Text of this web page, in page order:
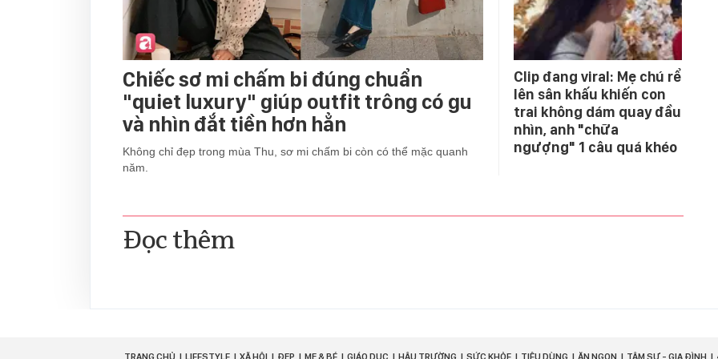
Chiếc sơ mi chấm bi đúng chuẩn
"quiet luxury" giúp outfit trông có gu
và nhìn đắt tiền hơn hẳn
Không chỉ đẹp trong mùa Thu, sơ mi chấm bi còn có thể mặc quanh
năm.
Clip đang viral: Mẹ chú rể
lên sân khấu khiến con
trai không dám quay đầu
nhìn, anh "chữa
ngượng" 1 câu quá khéo
Đọc thêm
TRANG CHỦ LIFESTYLE XÃ HỘI ĐẸP MẸ & BÉ GIÁO DỤC HẬU TRƯỜNG SỨC KHỎE TIÊU DÙNG ĂN NGON TÂM SỰ - GIA ĐÌNH